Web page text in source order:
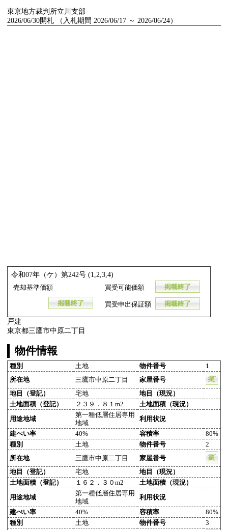
東京地方裁判所立川支部
2026/06/30開札 （入札期間 2026/06/17 ～ 2026/06/24）
令和07年（ケ）第242号 (1,2,3,4)
売却基準価額 買受可能価額
買受申出保証額
戸建
東京都三鷹市中原二丁目
物件情報
種別 土地 物件番号
1
所在地
三鷹市中原二丁目
家屋番号
地目（登記）
宅地
地目（現況）
土地面積（登記）
２３９．８１m2 土地面積（現況）
用途地域
第一種低層住居専用
地域
利用状況
建ぺい率 40% 容積率
80%
種別
土地 物件番号
2
所在地
三鷹市中原二丁目
家屋番号
地目（登記）
宅地
地目（現況）
土地面積（登記）
１６２．３０m2 土地面積（現況）
用途地域
第一種低層住居専用
地域
利用状況
建ぺい率 40% 容積率
80%
種別
土地 物件番号
3